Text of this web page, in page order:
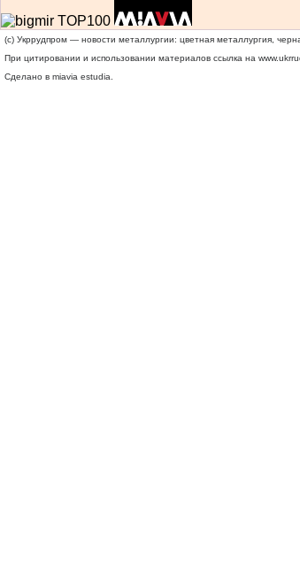
(c) Укррудпром — новости металлургии: цветная металлургия,
При цитировании и использовании материалов ссылка на
Сделано в miavia estudia.